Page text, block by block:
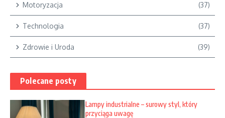
Motoryzacja (37)
Technologia (37)
Zdrowie i Uroda (39)
Polecane posty
Lampy industrialne – surowy styl, który
przyciąga uwagę